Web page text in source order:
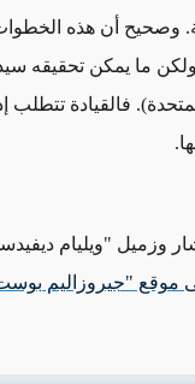
وصحيح أن هذه
ولكن ما يمكن تحقيقه
. فالقيادة تتطلب
وزميل "ويليام
موقع "جيروزاليم